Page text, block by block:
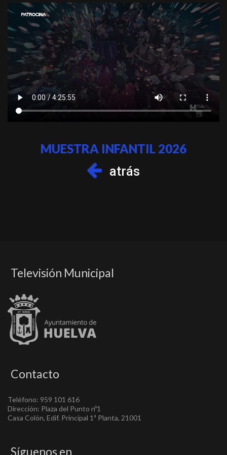
MUESTRA INFANTIL 2026
atrás
Televisión Municipal
Contacto
Teléfono: 959 101 616
Dirección: Plaza del Punto nº1
Casa Colón, Edif. Principal 1ª Planta, 21001
Síguenos en